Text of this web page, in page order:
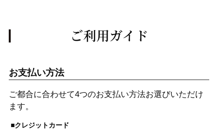
ご利用ガイド
お支払い方法
ご都合に合わせて4つのお支払い方法お選びいただけ
ます。
■クレジットカード